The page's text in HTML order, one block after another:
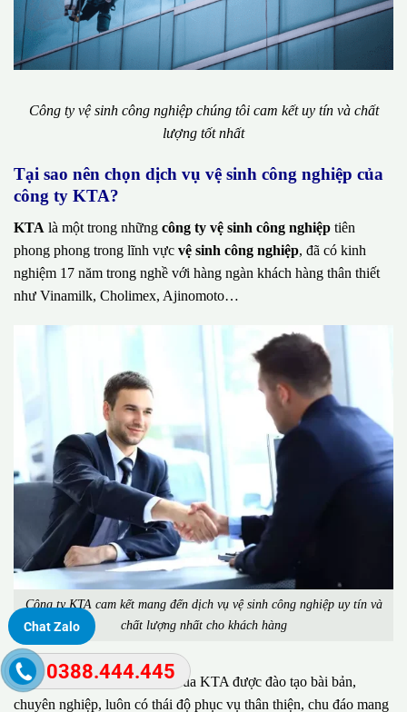
Công ty vệ sinh công nghiệp chúng tôi cam kết uy tín và chất
lượng tốt nhất
Tại sao nên chọn dịch vụ vệ sinh công nghiệp của
công ty KTA?
KTA là một trong những công ty vệ sinh công nghiệp tiên
phong phong trong lĩnh vực vệ sinh công nghiệp, đã có kinh
nghiệm 17 năm trong nghề với hàng ngàn khách hàng thân thiết
như Vinamilk, Cholimex, Ajinomoto…
Công ty KTA cam kết mang đến dịch vụ vệ sinh công nghiệp uy tín và
chất lượng nhất cho khách hàng
Đặc biệt, đội ngũ nhân viên của KTA được đào tạo bài bản,
chuyên nghiệp, luôn có thái độ phục vụ thân thiện, chu đáo mang
Chat Zalo
0388.444.445